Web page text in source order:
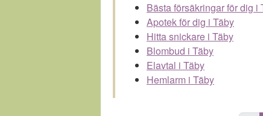
Bästa försäkringar för dig i
Apotek för dig i Täby
Hitta snickare i Täby
Blombud i Täby
Elavtal i Täby
Hemlarm i Täby